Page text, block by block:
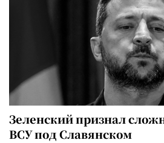
Зеленский признал
ВСУ под Славянском